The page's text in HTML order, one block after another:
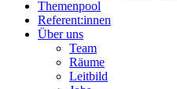
Themenpool
Referent:innen
Über uns
Team
Räume
Leitbild